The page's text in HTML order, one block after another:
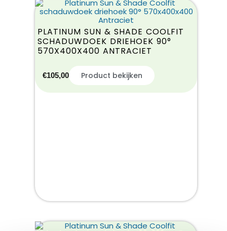
PLATINUM SUN & SHADE COOLFIT
SCHADUWDOEK DRIEHOEK 90°
570X400X400 ANTRACIET
€105,00 Product bekijken